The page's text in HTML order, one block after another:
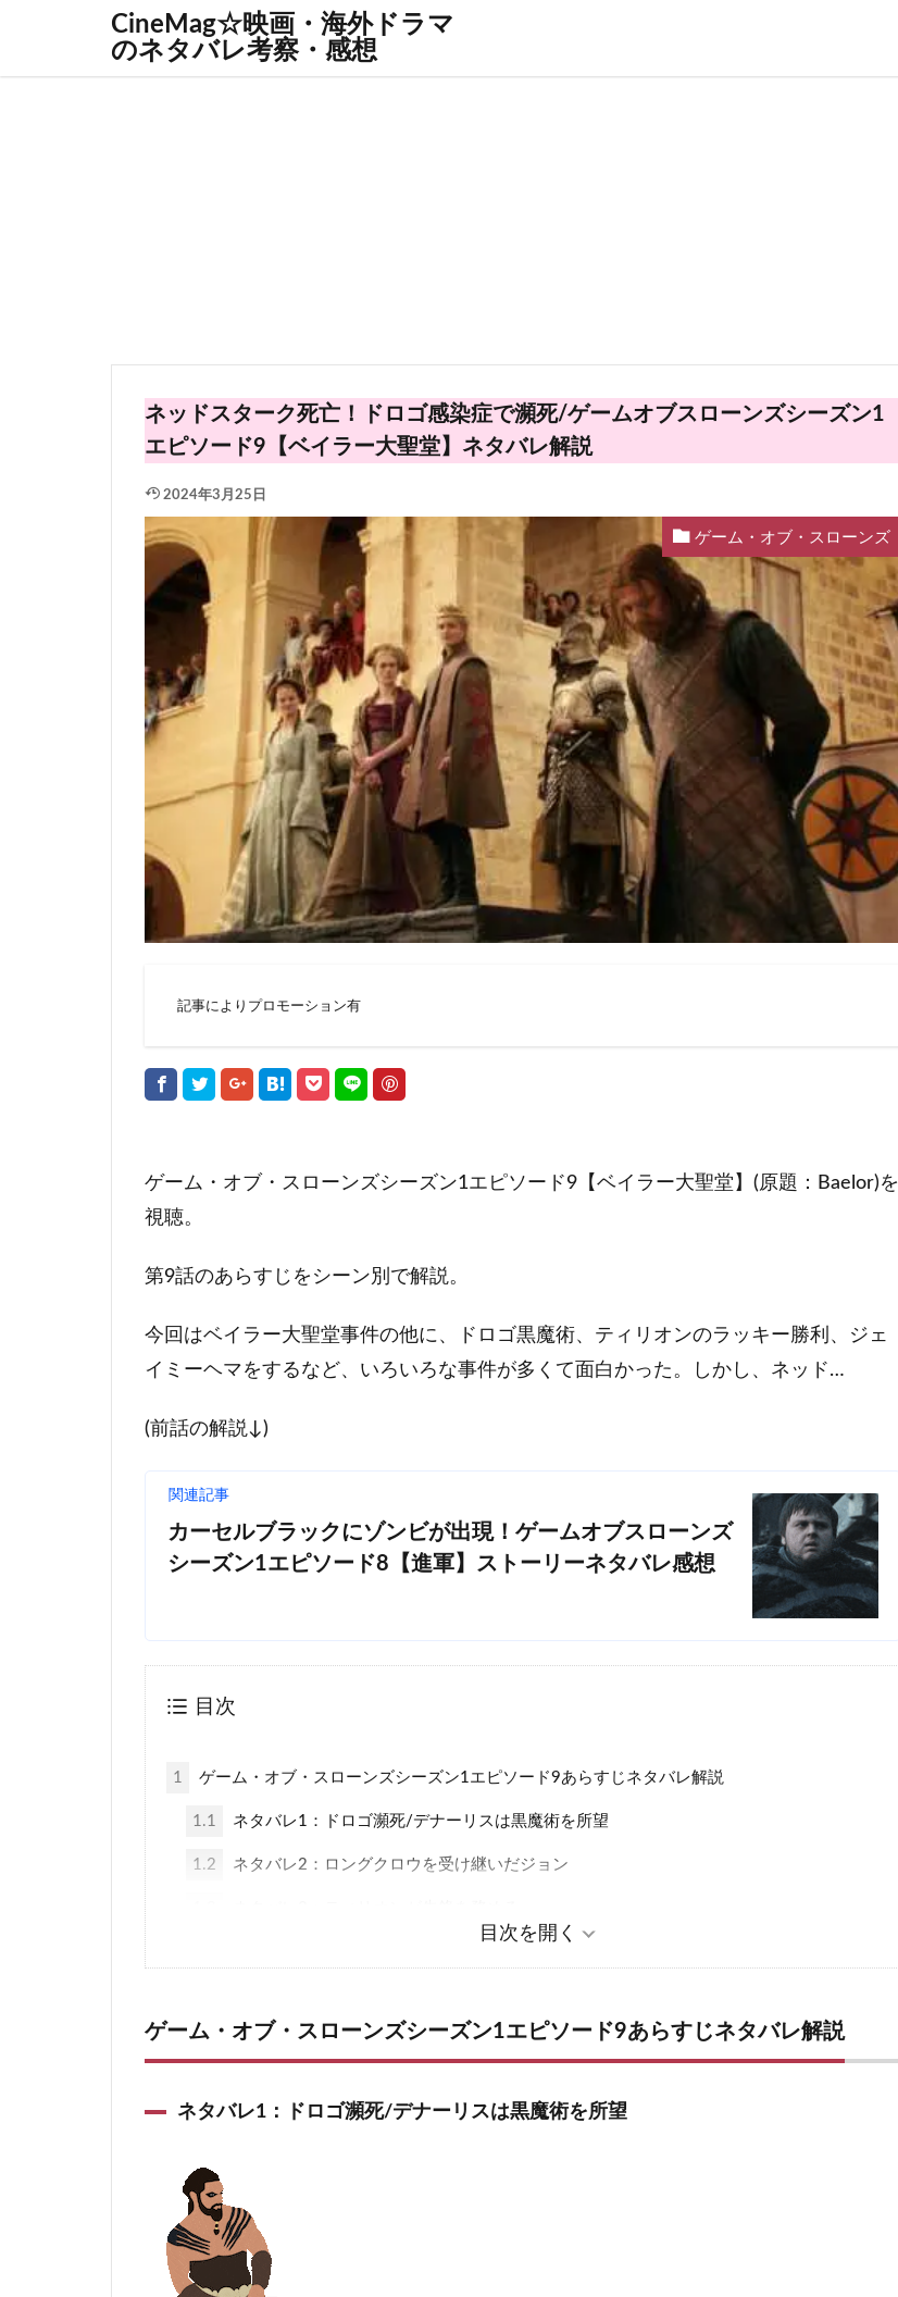
CineMag☆映画・海外ドラマ
のネタバレ考察・感想
ネッドスターク死亡！ドロゴ感染症で瀕死/ゲームオブスローンズシーズン1
エピソード9【ベイラー大聖堂】ネタバレ解説
2024年3月25日
ゲーム・オブ・スローンズ
記事によりプロモーション有
ゲーム・オブ・スローンズシーズン1エピソード9【ベイラー大聖堂】(原題：Baelor)を
視聴。
第9話のあらすじをシーン別で解説。
今回はベイラー大聖堂事件の他に、ドロゴ黒魔術、ティリオンのラッキー勝利、ジェ
イミーヘマをするなど、いろいろな事件が多くて面白かった。しかし、ネッド…
(前話の解説↓)
関連記事
カーセルブラックにゾンビが出現！ゲームオブスローンズ
シーズン1エピソード8【進軍】ストーリーネタバレ感想
目次
1 ゲーム・オブ・スローンズシーズン1エピソード9あらすじネタバレ解説
1.1 ネタバレ1：ドロゴ瀕死/デナーリスは黒魔術を所望
1.2 ネタバレ2：ロングクロウを受け継いだジョン
GOTシーズン1第9話感想/ネッド・スターク死亡、かわいそすぎる
GOTシーズン1-9話のダメな点ネタバレ！ドロゴがまさかの感染症で瀕死
シーズン1第9話のがっかりな点/戦争の作戦が有耶無耶すぎる
5.1 ゲーム・オブ・スローンズGOTシーズン1 次の話
ゲーム・オブ・スローンズシーズン1エピソード9あらすじネタバレ解説
ネタバレ1：ドロゴ瀕死/デナーリスは黒魔術を所望